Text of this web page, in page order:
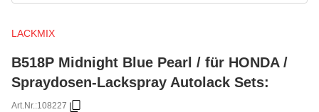
LACKMIX
B518P Midnight Blue Pearl / für HONDA /
Spraydosen-Lackspray Autolack Sets:
Art.Nr.:108227